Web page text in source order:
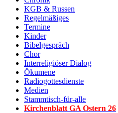
KGB & Russen
Regelmäßiges
Termine
Kinder
Bibelgespräch
Chor
Interreligiöser Dialog
Ökumene
Radiogottesdienste
Medien
Stammtisch-für-alle
Kirchenblatt GA Ostern 26